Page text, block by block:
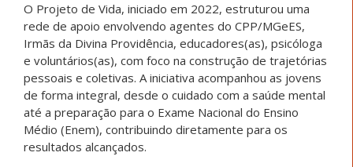
O Projeto de Vida, iniciado em 2022, estruturou uma
rede de apoio envolvendo agentes do CPP/MGeES,
Irmãs da Divina Providência, educadores(as), psicóloga
e voluntários(as), com foco na construção de trajetórias
pessoais e coletivas. A iniciativa acompanhou as jovens
de forma integral, desde o cuidado com a saúde mental
até a preparação para o Exame Nacional do Ensino
Médio (Enem), contribuindo diretamente para os
resultados alcançados.